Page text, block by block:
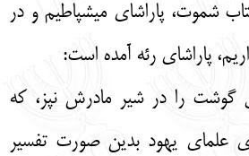
شموت، پاراشای میشپاطیم و در
پاراشای رئه آمده است:
را در شیر مادرش نپز، که
علمای یهود بدین صورت تفسیر